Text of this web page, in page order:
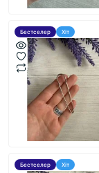
Бестселер Хіт
Бестселер Хіт